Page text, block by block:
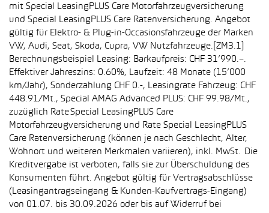
mit Special LeasingPLUS Care Motorfahrzeugversicherung
und Special LeasingPLUS Care Ratenversicherung. Angebot
gültig für Elektro- & Plug-in-Occasionsfahrzeuge der Marken
VW, Audi, Seat, Skoda, Cupra, VW Nutzfahrzeuge.[ZM3.1]
Berechnungsbeispiel Leasing: Barkaufpreis: CHF 31’990.–.
Effektiver Jahreszins: 0.60%, Laufzeit: 48 Monate (15’000
km/Jahr), Sonderzahlung CHF 0.-, Leasingrate Fahrzeug: CHF
448.91/Mt., Special AMAG Advanced PLUS: CHF 99.98/Mt.,
zuzüglich Rate Special LeasingPLUS Care
Motorfahrzeugversicherung und Rate Special LeasingPLUS
Care Ratenversicherung (können je nach Geschlecht, Alter,
Wohnort und weiteren Merkmalen variieren), inkl. MwSt. Die
Kreditvergabe ist verboten, falls sie zur Überschuldung des
Konsumenten führt. Angebot gültig für Vertragsabschlüsse
(Leasingantragseingang & Kunden-Kaufvertrags-Eingang)
von 01.07. bis 30.09.2026 oder bis auf Widerruf bei